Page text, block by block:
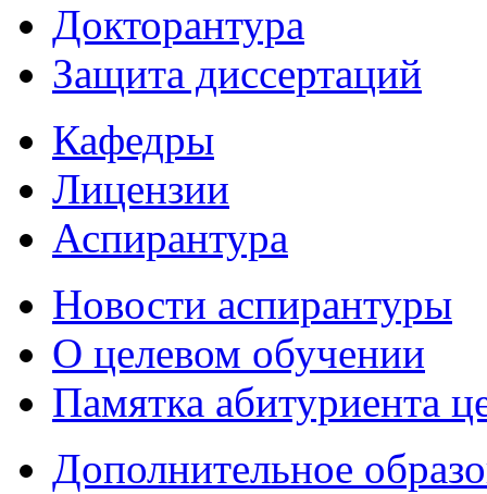
Докторантура
Защита диссертаций
Кафедры
Лицензии
Аспирантура
Новости аспирантуры
О целевом обучении
Памятка абитуриента
Дополнительное